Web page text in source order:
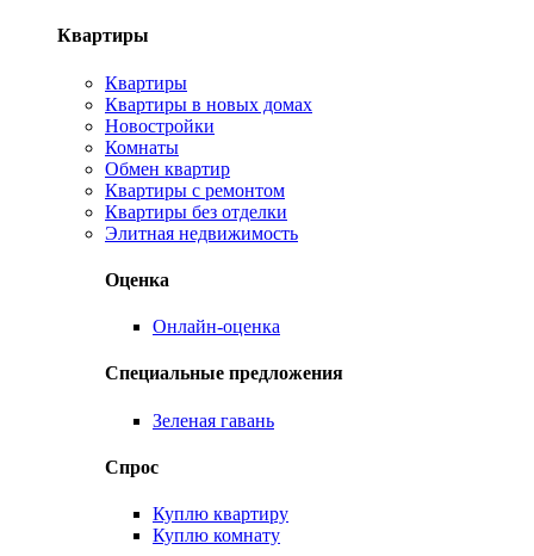
Квартиры
Квартиры
Квартиры в новых домах
Новостройки
Комнаты
Обмен квартир
Квартиры с ремонтом
Квартиры без отделки
Элитная недвижимость
Оценка
Онлайн-оценка
Специальные предложения
Зеленая гавань
Спрос
Куплю квартиру
Куплю комнату